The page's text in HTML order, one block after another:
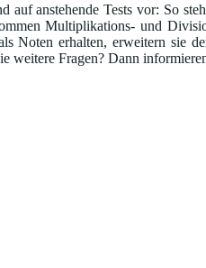
anstehende Tests vor: So
Multiplikations- und
Noten erhalten, erweitern sie
Fragen? Dann